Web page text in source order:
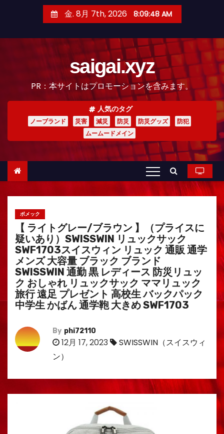
金. 8月 7th, 2026 8:09:50 AM
saigai.xyz
PR：本サイトはプロモーションを含みます。
人気のタグ
ノーブランド 災害 減災 防災 防災グッズ
防犯
ムームードメイン
ボメック
【 ライトグレー/ブラウン 】（プライスに
疑いあり）SWISSWIN リュックサック
SWF1703スイスウィン リュック 通販 通学
メンズ 大容量 ブラック ブランド
SWISSWIN 通勤 黒 レディース 防災リュッ
ク おしゃれ リュックサック ママリュック
旅行 遠足 プレゼント 高校生 バックパック
中学生 かばん 通学鞄 大きめ SWF1703
By phi72110
12月 17, 2023
SWISSWIN（スイスウィ
ン）